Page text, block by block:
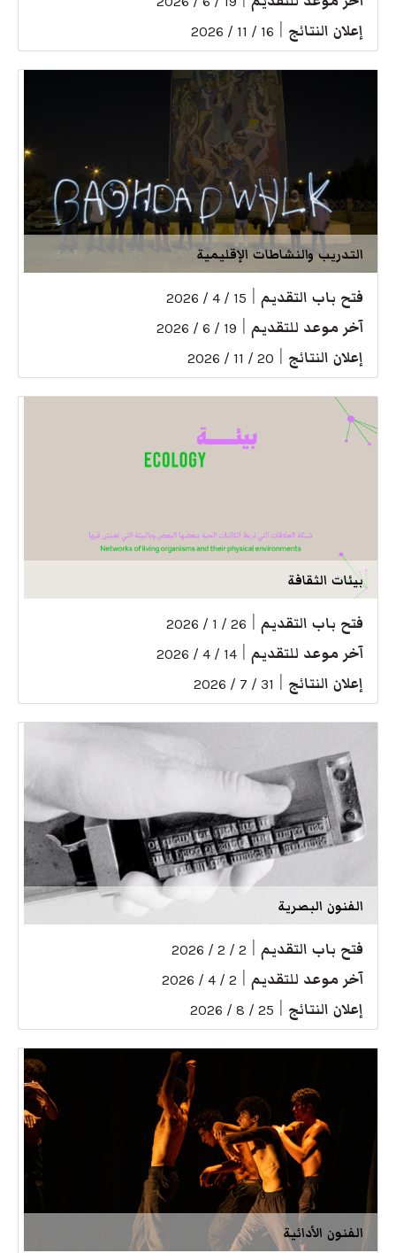
إعلان النتائج 16 / 11 / 2026
التدريب والنشاطات الإقليمية
فتح باب التقديم 15 / 4 / 2026
آخر موعد للتقديم 19 / 6 / 2026
إعلان النتائج 20 / 11 / 2026
بيئات الثقافة
فتح باب التقديم 26 / 1 / 2026
آخر موعد للتقديم 14 / 4 / 2026
إعلان النتائج 31 / 7 / 2026
الفنون البصرية
فتح باب التقديم 2 / 2 / 2026
آخر موعد للتقديم 2 / 4 / 2026
إعلان النتائج 25 / 8 / 2026
الفنون الأدائية